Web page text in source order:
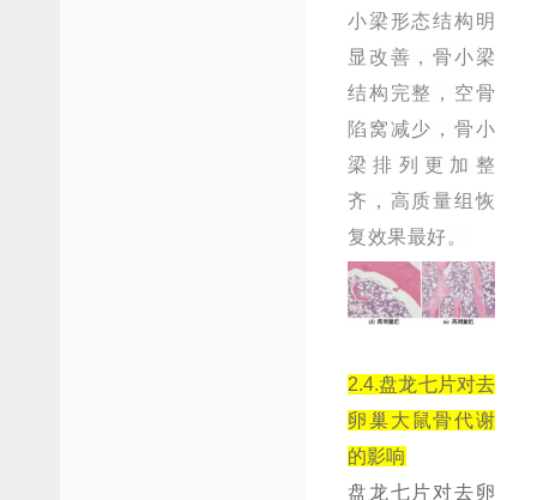
小梁形态结构明
显改善，骨小梁
结构完整，空骨
陷窝减少，骨小
梁排列更加整
齐，高质量组恢
复效果最好。
2.4.盘龙七片对去
卵巢大鼠骨代谢
的影响
盘龙七片对去卵